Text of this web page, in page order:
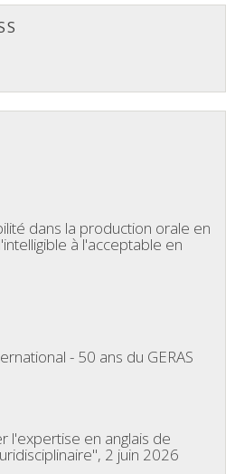
dans la production orale en
à l'acceptable en
- 50 ans du GERAS
l'expertise en anglais de
2 juin 2026